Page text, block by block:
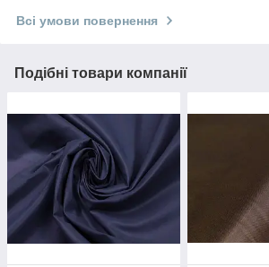
Всі умови повернення
Подібні товари компанії